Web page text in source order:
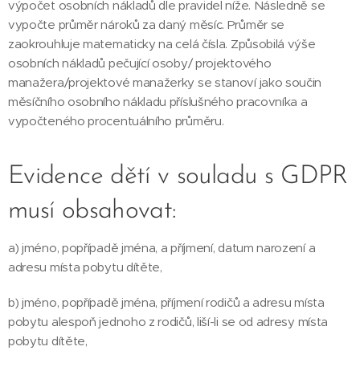
výpočet osobních nákladů dle pravidel níže. Následně se
vypočte průměr nároků za daný měsíc. Průměr se
zaokrouhluje matematicky na celá čísla. Způsobilá výše
osobních nákladů pečující osoby/ projektového
manažera/projektové manažerky se stanoví jako součin
měsíčního osobního nákladu příslušného pracovníka a
vypočteného procentuálního průměru.
Evidence dětí v souladu s GDPR
musí obsahovat:
a) jméno, popřípadě jména, a příjmení, datum narození a
adresu místa pobytu dítěte,
b) jméno, popřípadě jména, příjmení rodičů a adresu místa
pobytu alespoň jednoho z rodičů, liší-li se od adresy místa
pobytu dítěte,